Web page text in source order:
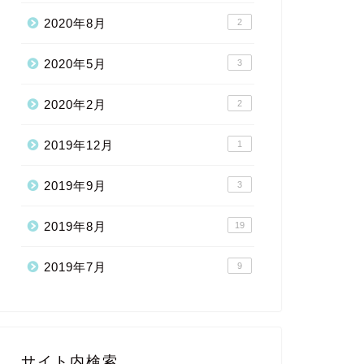
2020年8月 2
2020年5月 3
2020年2月 2
2019年12月 1
2019年9月 3
2019年8月 19
2019年7月 9